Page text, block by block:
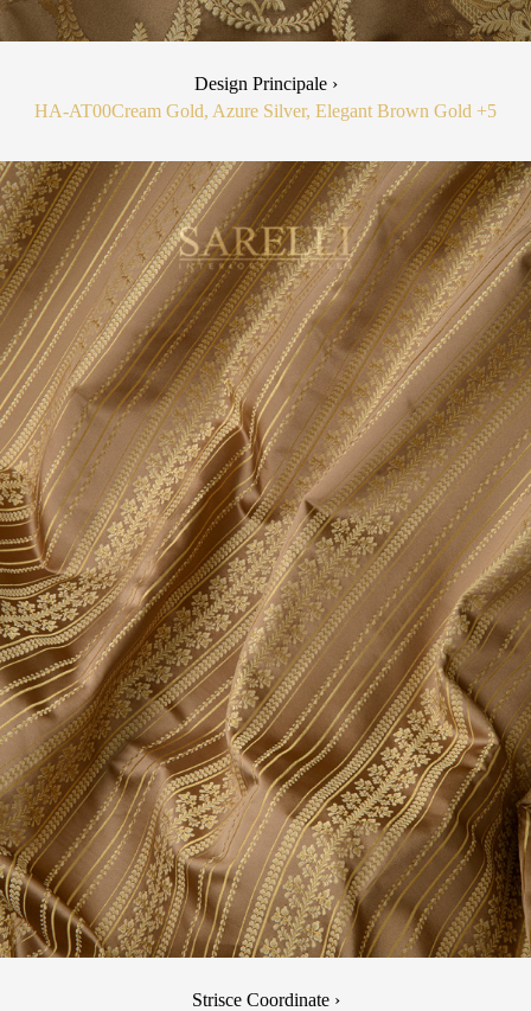
Design Principale ›
HA-AT00Cream Gold, Azure Silver, Elegant Brown Gold +5
Strisce Coordinate ›